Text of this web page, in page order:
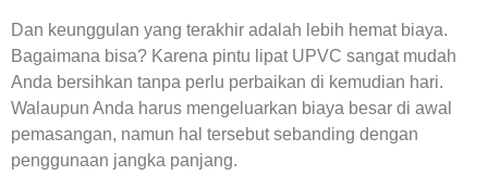
Dan keunggulan yang terakhir adalah lebih hemat biaya.
Bagaimana bisa? Karena pintu lipat UPVC sangat mudah
Anda bersihkan tanpa perlu perbaikan di kemudian hari.
Walaupun Anda harus mengeluarkan biaya besar di awal
pemasangan, namun hal tersebut sebanding dengan
penggunaan jangka panjang.